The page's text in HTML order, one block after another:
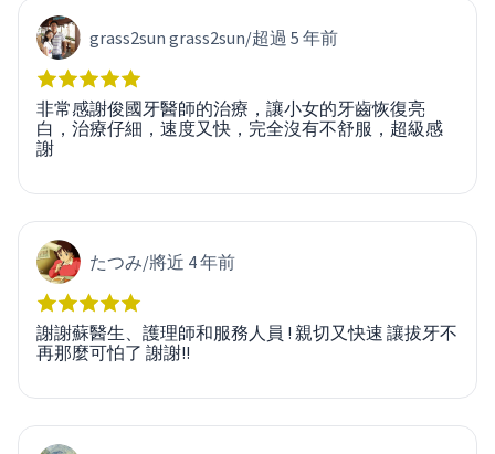
grass2sun grass2sun/超過 5 年前
非常感謝俊國牙醫師的治療，讓小女的牙齒恢復亮
白，治療仔細，速度又快，完全沒有不舒服，超級感
謝
たつみ/將近 4 年前
謝謝蘇醫生、護理師和服務人員 ! 親切又快速 讓拔牙不
再那麼可怕了 謝謝!!